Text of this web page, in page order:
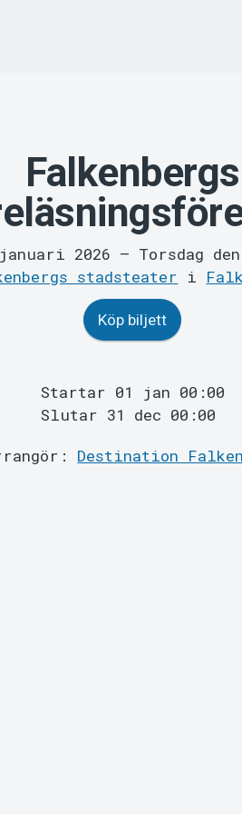
Falkenbergs
2026 – Torsdag
stadsteater i
Köp biljett
Startar 01 jan 00:00
Slutar 31 dec 00:00
Destination